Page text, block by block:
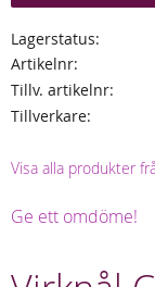
Lagerstatus
Artikelnr
Tillv. artikelnr
Tillverkare
Visa alla produkter
Ge ett omdöme!